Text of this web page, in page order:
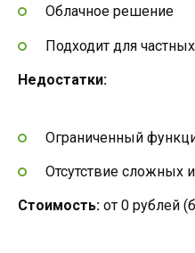
Облачное решение
Подходит для
Недостатки:
Ограниченный
Отсутствие сложных
Стоимость: от 0 рублей